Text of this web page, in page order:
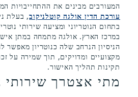
המעורבים מבינים את ההתחייבויות
עורכת הדין אולגה קוטלניקוב, בעלת
בתחום הנוטריוני ומציעה שירותי
במרכז הארץ. אולגה מתמחה במתן
הניסיון הנרחב שלה כנוטריון מאפשר
מקצועיים ומדויקים, תוך שמירה על
תקינות תהליך האישור.
מתי אצטרך שירותי